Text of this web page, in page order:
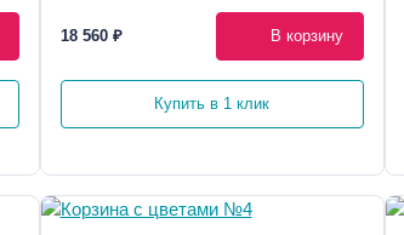
18 560 ₽ В корзину
Купить в 1 клик